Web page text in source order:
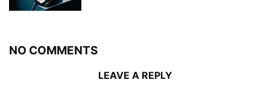
NO COMMENTS
LEAVE A REPLY